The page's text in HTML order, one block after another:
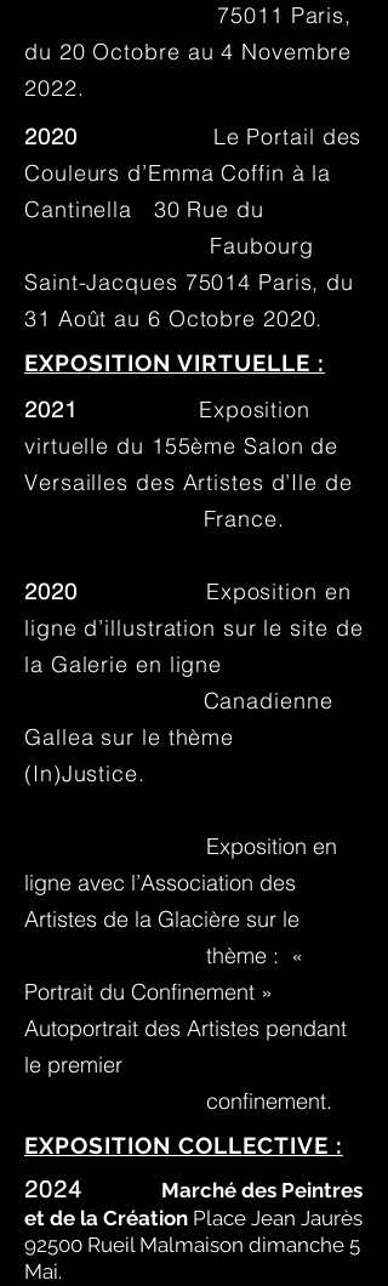
75011 Paris,
du 20 Octobre au 4 Novembre
2022.
2020 Le Portail des
Couleurs d’Emma Coffin à la
Cantinella 30 Rue du
Faubourg
Saint-Jacques 75014 Paris, du
31 Août au 6 Octobre 2020.
EXPOSITION VIRTUELLE :
2021
Exposition
virtuelle du 155ème Salon de
Versailles des Artistes d’Ile de
France.
2020 Exposition en
ligne d’illustration sur le site de
la Galerie en ligne
Canadienne
Gallea sur le thème
(In)Justice.
Exposition en
ligne avec l’Association des
Artistes de la Glacière sur le
thème : «
Portrait du Confinement »
Autoportrait des Artistes pendant
le premier
confinement.
EXPOSITION COLLECTIVE :
2024
Marché des Peintres
et de la Création Place Jean Jaurès
92500 Rueil Malmaison dimanche 5
Mai.